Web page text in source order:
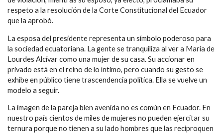
respeto a la resolución de la Corte Constitucional del Ecuador
que la aprobó.
La esposa del presidente representa un símbolo poderoso para
la sociedad ecuatoriana. La gente se tranquiliza al ver a María de
Lourdes Alcívar como una mujer de su casa. Su accionar en
privado está en el reino de lo íntimo, pero cuando su gesto se
exhibe en público tiene trascendencia política. Ella se vuelve un
modelo a seguir.
La imagen de la pareja bien avenida no es común en Ecuador. En
nuestro país cientos de miles de mujeres no pueden ejercitar su
ternura porque no tienen a su lado hombres que las reciproquen